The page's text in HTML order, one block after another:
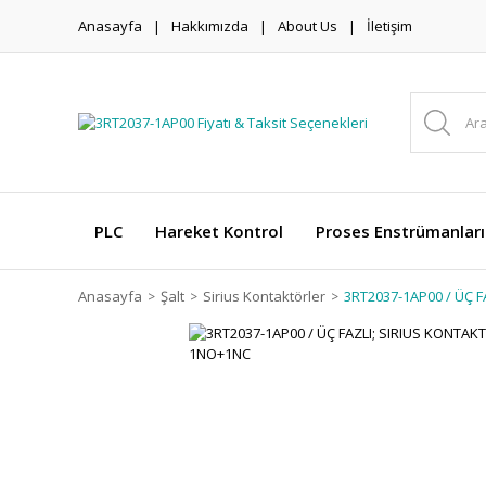
Anasayfa Hakkımızda About Us İletişim
PLC Hareket Kontrol Proses Enstrümanları
Anasayfa Şalt Sirius Kontaktörler 3RT2037-1AP00 / ÜÇ